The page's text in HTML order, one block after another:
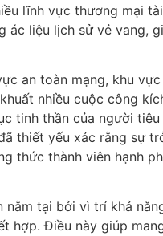
lĩnh vực thương mại
liệu lịch sử vẻ vang,
an toàn mạng, khu vực
nhiều cuộc công
tinh thần của người
thiết yếu xác rằng sự
thức thành viên hạnh
nằm tại bởi vì trí khả
hợp. Điều này giúp